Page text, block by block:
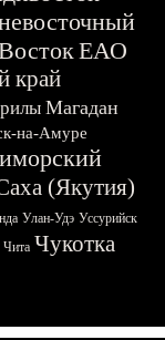
ЕАО
край
Магадан
на-Амуре
(Якутия)
Улан-Удэ Уссурийск
Чита Чукотка